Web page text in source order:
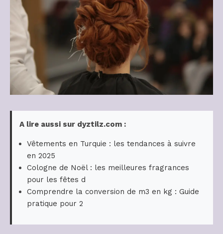
A lire aussi sur dyztilz.com :
Vêtements en Turquie : les tendances à suivre
en 2025
Cologne de Noël : les meilleures fragrances
pour les fêtes d
Comprendre la conversion de m3 en kg : Guide
pratique pour 2